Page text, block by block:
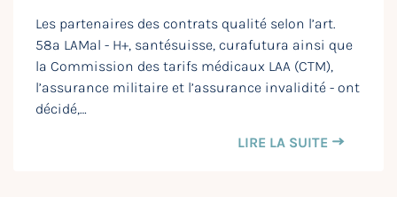
Les partenaires des contrats qualité selon l’art.
58a LAMal - H+, santésuisse, curafutura ainsi que
la Commission des tarifs médicaux LAA (CTM),
l’assurance militaire et l’assurance invalidité - ont
décidé,…
LIRE LA SUITE